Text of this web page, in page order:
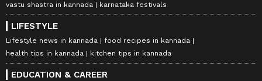
vastu shastra in kannada
karnataka festivals
LIFESTYLE
Lifestyle news in kannada
food recipes in kannada
health tips in kannada
kitchen tips in kannada
EDUCATION & CAREER